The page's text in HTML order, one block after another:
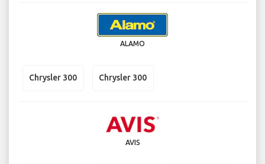
ALAMO
Chrysler 300 Chrysler 300
AVIS